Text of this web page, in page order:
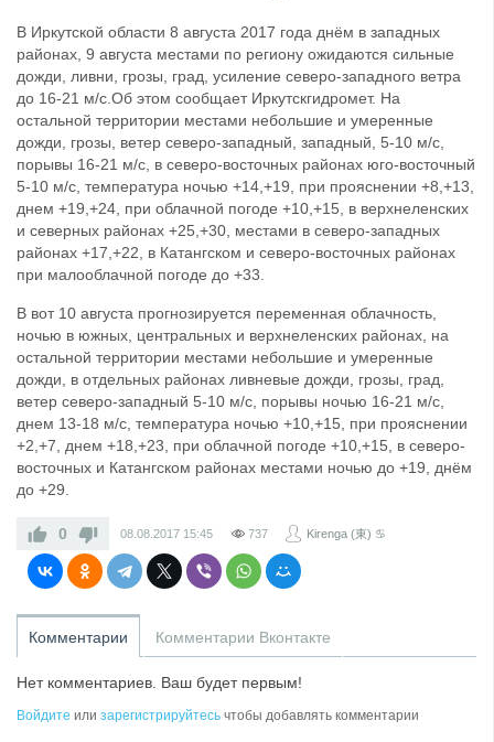
В Иркутской области 8 августа 2017 года днём в западных
районах, 9 августа местами по региону ожидаются сильные
дожди, ливни, грозы, град, усиление северо-западного ветра
до 16-21 м/с.Об этом сообщает Иркутскгидромет. На
остальной территории местами небольшие и умеренные
дожди, грозы, ветер северо-западный, западный, 5-10 м/с,
порывы 16-21 м/с, в северо-восточных районах юго-восточный
5-10 м/с, температура ночью +14,+19, при прояснении +8,+13,
днем +19,+24, при облачной погоде +10,+15, в верхнеленских
и северных районах +25,+30, местами в северо-западных
районах +17,+22, в Катангском и северо-восточных районах
при малооблачной погоде до +33.
В вот 10 августа прогнозируется переменная облачность,
ночью в южных, центральных и верхнеленских районах, на
остальной территории местами небольшие и умеренные
дожди, в отдельных районах ливневые дожди, грозы, град,
ветер северо-западный 5-10 м/с, порывы ночью 16-21 м/с,
днем 13-18 м/с, температура ночью +10,+15, при прояснении
+2,+7, днем +18,+23, при облачной погоде +10,+15, в северо-
восточных и Катангском районах местами ночью до +19, днём
до +29.
0 08.08.2017 15:45 737 Kirenga (東) ♋
Комментарии Комментарии Вконтакте
Нет комментариев. Ваш будет первым!
Войдите или зарегистрируйтесь чтобы добавлять комментарии